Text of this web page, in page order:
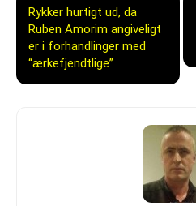
Rykker hurtigt ud, da
Ruben Amorim angiveligt
er i forhandlinger med
“ærkefjendtlige”